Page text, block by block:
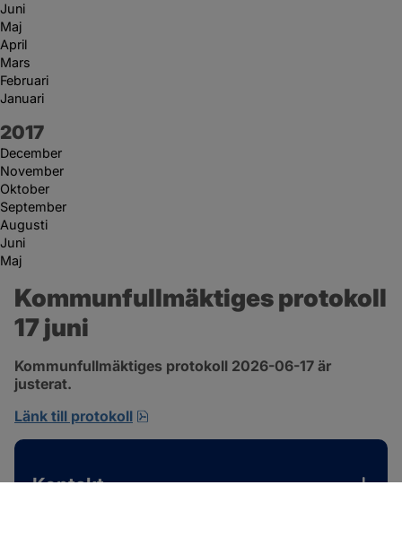
Juni
Maj
April
Mars
Februari
Januari
År:
2017
December
November
Oktober
September
Augusti
Juni
Maj
Kommunfullmäktiges protokoll
17 juni
Kommunfullmäktiges protokoll 2026-06-17 är
justerat.
Länk till protokoll
Kontakt